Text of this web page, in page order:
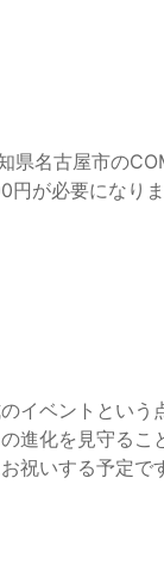
名古屋市の
が必要になり
イベントという
進化を見守るこ
祝いする予定で